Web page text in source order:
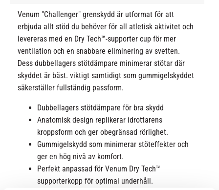
Venum "Challenger" grenskydd är utformat för att
erbjuda allt stöd du behöver för all atletisk aktivitet och
levereras med en Dry Tech™-supporter cup för mer
ventilation och en snabbare eliminering av svetten.
Dess dubbellagers stötdämpare minimerar stötar där
skyddet är bäst. viktigt samtidigt som gummigelskyddet
säkerställer fullständig passform.
Dubbellagers stötdämpare för bra skydd
Anatomisk design replikerar idrottarens
kroppsform och ger obegränsad rörlighet.
Gummigelskydd som minimerar stöteffekter och
ger en hög nivå av komfort.
Perfekt anpassad för Venum Dry Tech™
supporterkopp för optimal underhåll.